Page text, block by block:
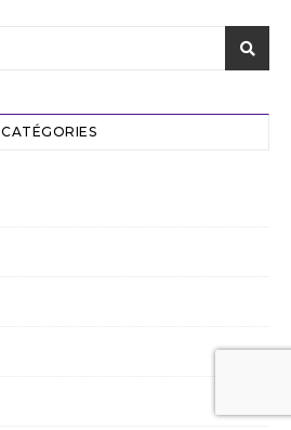
CATÉGORIES